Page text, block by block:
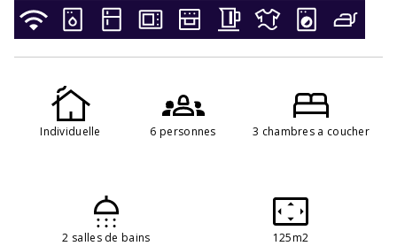
Individuelle 6 personnes 3 chambres a coucher
2 salles de bains 125m2